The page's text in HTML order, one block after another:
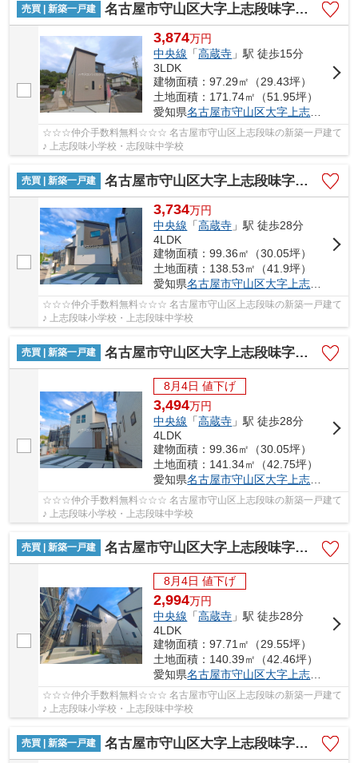
売買 | 新築一戸建 名古屋市守山区大字上志段味字東谷2109‐295【仲介手数料無料】新築一戸建て
3,874万円
中央線 「高蔵寺 」駅 徒歩15分
3LDK
建物面積：97.29㎡（29.43坪）
土地面積：171.74㎡（51.95坪）
愛知県名古屋市守山区大字上志段味
☆☆☆仲介手数料無料☆☆☆ 名古屋市守山区上志段味の新築一戸建て
♪ 上志段味小学校・志段味中学校
売買 | 新築一戸建 名古屋市守山区大字上志段味字東谷2087【仲介手数料無料】新築一戸建て 2号棟
3,734万円
中央線 「高蔵寺 」駅 徒歩28分
4LDK
建物面積：99.36㎡（30.05坪）
土地面積：138.53㎡（41.9坪）
愛知県名古屋市守山区大字上志段味
☆☆☆仲介手数料無料☆☆☆ 名古屋市守山区上志段味の新築一戸建て
♪ 上志段味小学校・上志段味中学校
売買 | 新築一戸建 名古屋市守山区大字上志段味字東谷2087【仲介手数料無料】新築一戸建て 3号棟
8月4日 値下げ
3,494万円
中央線 「高蔵寺 」駅 徒歩28分
4LDK
建物面積：99.36㎡（30.05坪）
土地面積：141.34㎡（42.75坪）
愛知県名古屋市守山区大字上志段味
☆☆☆仲介手数料無料☆☆☆ 名古屋市守山区上志段味の新築一戸建て
♪ 上志段味小学校・上志段味中学校
売買 | 新築一戸建 名古屋市守山区大字上志段味字東谷2087-79【仲介手数料無料】新築一戸建て 4号棟
8月4日 値下げ
2,994万円
中央線 「高蔵寺 」駅 徒歩28分
4LDK
建物面積：97.71㎡（29.55坪）
土地面積：140.39㎡（42.46坪）
愛知県名古屋市守山区大字上志段味
☆☆☆仲介手数料無料☆☆☆ 名古屋市守山区上志段味の新築一戸建て
♪ 上志段味小学校・上志段味中学校
売買 | 新築一戸建 名古屋市守山区大字上志段味字東谷2087-80【仲介手数料無料】新築一戸建て 5号棟